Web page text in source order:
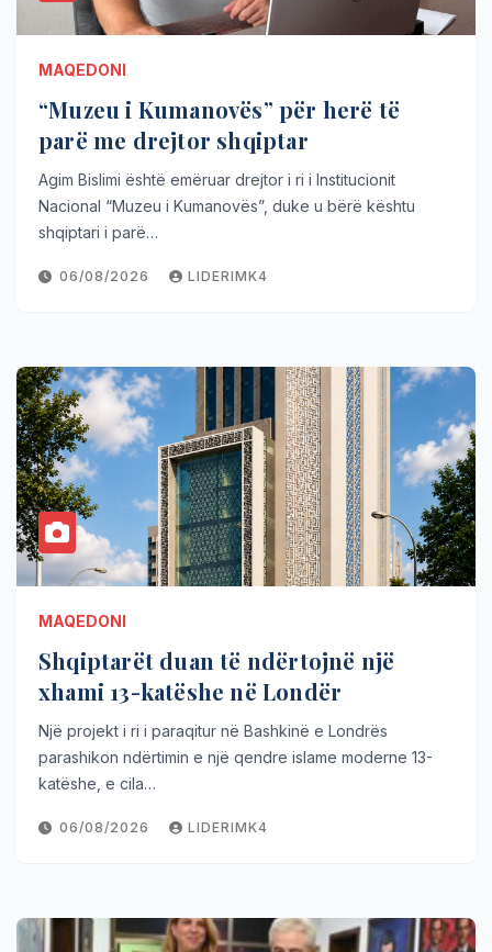
MAQEDONI
“Muzeu i Kumanovës” për herë të
parë me drejtor shqiptar
Agim Bislimi është emëruar drejtor i ri i Institucionit
Nacional “Muzeu i Kumanovës”, duke u bërë kështu
shqiptari i parë…
06/08/2026 LIDERIMK4
MAQEDONI
Shqiptarët duan të ndërtojnë një
xhami 13-katëshe në Londër
Një projekt i ri i paraqitur në Bashkinë e Londrës
parashikon ndërtimin e një qendre islame moderne 13-
katëshe, e cila…
06/08/2026 LIDERIMK4